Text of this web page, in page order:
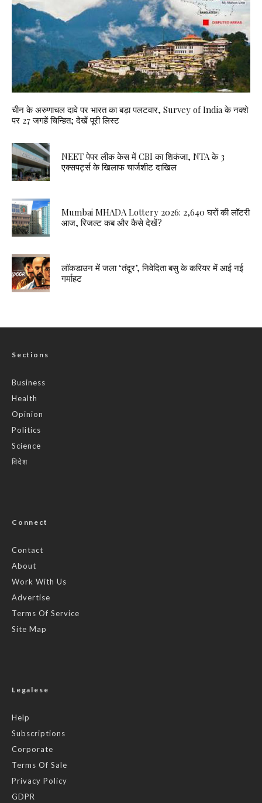
चीन के अरुणाचल दावे पर भारत का बड़ा पलटवार, Survey of India के नक्शे
पर 27 जगहें चिन्हित; देखें पूरी लिस्ट
NEET पेपर लीक केस में CBI का शिकंजा, NTA के 3
एक्सपर्ट्स के खिलाफ चार्जशीट दाखिल
Mumbai MHADA Lottery 2026: 2,640 घरों की लॉटरी
आज, रिजल्ट कब और कैसे देखें?
लॉकडाउन में जला ‘तंदूर’, निवेदिता बसु के करियर में आई नई
गर्माहट
Sections
Business
Health
Opinion
Politics
Science
विदेश
Connect
Contact
About
Work With Us
Advertise
Terms Of Service
Site Map
Legalese
Help
Subscriptions
Corporate
Terms Of Sale
Privacy Policy
GDPR